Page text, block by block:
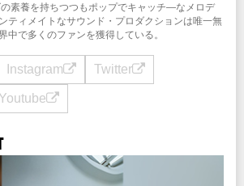
素養を持ちつつもポップでキャッチ―なメロデ
ティメイトなサウンド・プロダクションは唯一無
中で多くのファンを獲得している。
Instagram Twitter
Youtube